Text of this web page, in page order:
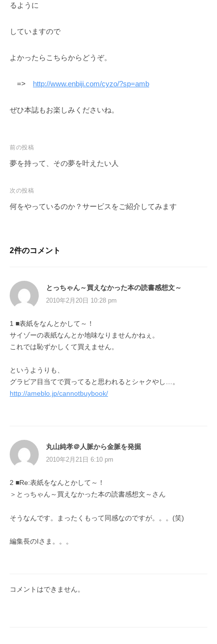
るように
していますので
よかったらこちらからどうぞ。
=> http://www.enbiji.com/cyzo/?sp=amb
ぜひ本誌もお楽しみくださいね。
前の投稿
夢を持って、その夢を叶えたい人
次の投稿
何をやっているのか？サービスをご紹介してみます
2件のコメント
とっちゃん～買えなかった本の読書感想文～
2010年2月20日 10:28 pm
1 ■表紙をなんとかして～！
サイゾーの表紙なんとか地味なりませんかねぇ。
これでは恥ずかしくて買えません。
というようりも、
グラビア目当てで買ってると思われるとシャクやし…。
http://ameblo.jp/cannotbuybook/
丸山純孝＠人脈から金脈を発掘
2010年2月21日 6:10 pm
2 ■Re:表紙をなんとかして～！
＞とっちゃん～買えなかった本の読書感想文～さん
そうなんです。まったくもって同感なのですが。。。(笑)
編集長のIさま。。。
コメントはできません。